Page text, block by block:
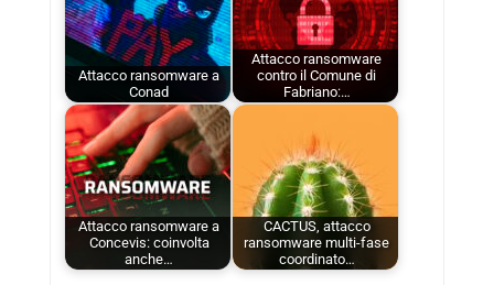
Attacco ransomware a
Conad
Attacco ransomware
contro il Comune di
Fabriano:…
Attacco ransomware a
Concevis: coinvolta
anche…
CACTUS, attacco
ransomware multi-fase
coordinato…